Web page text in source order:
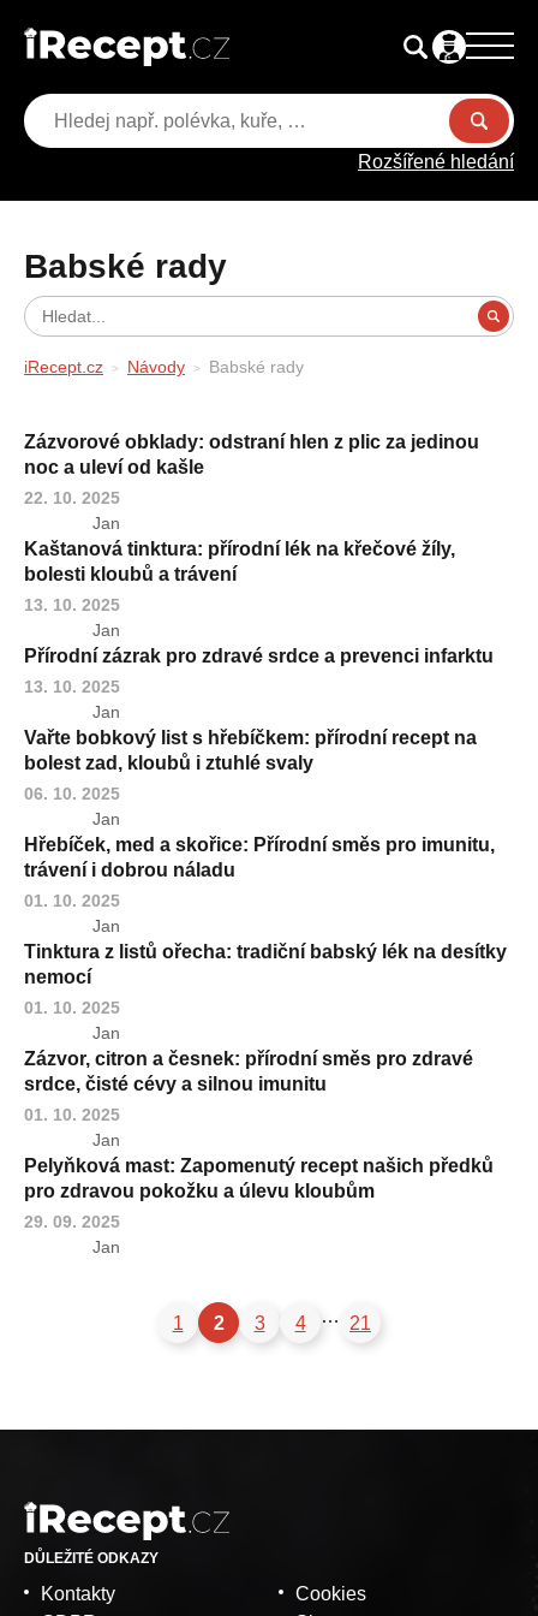
Rozšířené hledání
Babské rady
iRecept.cz Návody Babské rady
Zázvorové obklady: odstraní hlen z plic za jedinou
noc a uleví od kašle
22. 10. 2025
Jan
Kaštanová tinktura: přírodní lék na křečové žíly,
bolesti kloubů a trávení
13. 10. 2025
Jan
Přírodní zázrak pro zdravé srdce a prevenci infarktu
13. 10. 2025
Jan
Vařte bobkový list s hřebíčkem: přírodní recept na
bolest zad, kloubů i ztuhlé svaly
06. 10. 2025
Jan
Hřebíček, med a skořice: Přírodní směs pro imunitu,
trávení i dobrou náladu
01. 10. 2025
Jan
Tinktura z listů ořecha: tradiční babský lék na desítky
nemocí
01. 10. 2025
Jan
Zázvor, citron a česnek: přírodní směs pro zdravé
srdce, čisté cévy a silnou imunitu
01. 10. 2025
Jan
Pelyňková mast: Zapomenutý recept našich předků
pro zdravou pokožku a úlevu kloubům
29. 09. 2025
Jan
1 2 3 4 … 21
DŮLEŽITÉ ODKAZY
Kontakty
Cookies